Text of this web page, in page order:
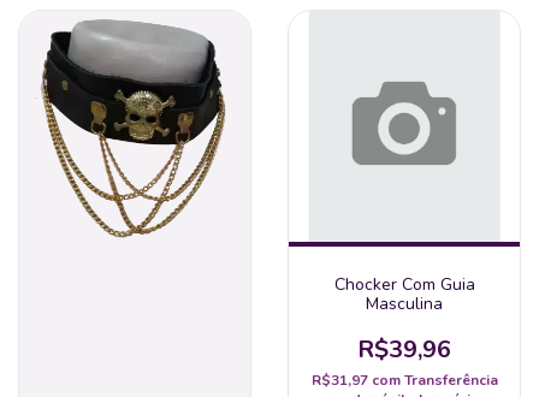
Chocker Com Guia
Masculina
R$39,96
R$31,97 com Transferência